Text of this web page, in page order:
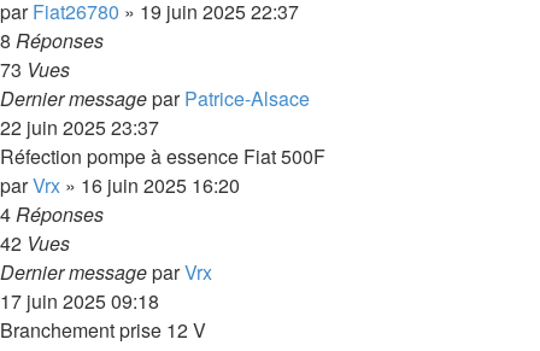
parFiat26780 » 19 juin 2025 22:37
8 Réponses
73 Vues
Dernier messageparPatrice-Alsace
22 juin 2025 23:37
Réfection pompe à essence Fiat 500F
parVrx » 16 juin 2025 16:20
4Réponses
42 Vues
Dernier messageparVrx
17 juin 2025 09:18
Branchement prise 12 V